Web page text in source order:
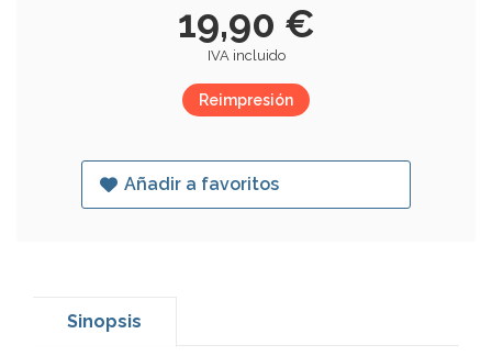
19,90 €
IVA incluido
Reimpresión
Añadir a favoritos
Sinopsis